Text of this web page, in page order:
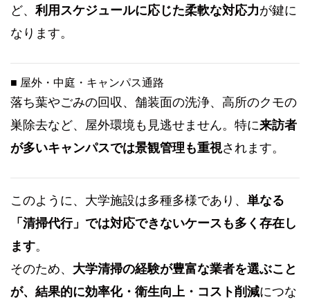
ど、 利用スケジュールに応じた柔軟な対応力が鍵に
なります。
■ 屋外・中庭・キャンパス通路
落ち葉やごみの回収、舗装面の洗浄、高所のクモの
巣除去など、屋外環境も見逃せません。特に来訪者
が多いキャンパスでは景観管理も重視されます。
このように、大学施設は多種多様であり、 単なる
「清掃代行」では対応できないケースも多く存在し
ます。
そのため、 大学清掃の経験が豊富な業者を選ぶこと
が、結果的に効率化・衛生向上・コスト削減につな